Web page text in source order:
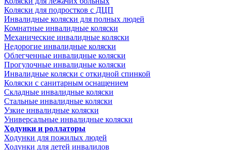
Коляски для подростков с ДЦП
Инвалидные коляски для полных людей
Комнатные инвалидные коляски
Механические инвалидные коляски
Недорогие инвалидные коляски
Облегченные инвалидные коляски
Прогулочные инвалидные коляски
Инвалидные коляски с откидной спинкой
Коляски с санитарным оснащением
Складные инвалидные коляски
Стальные инвалидные коляски
Узкие инвалидные коляски
Универсальные инвалидные коляски
Ходунки и роллаторы
Ходунки для пожилых людей
Ходунки для детей инвалидов